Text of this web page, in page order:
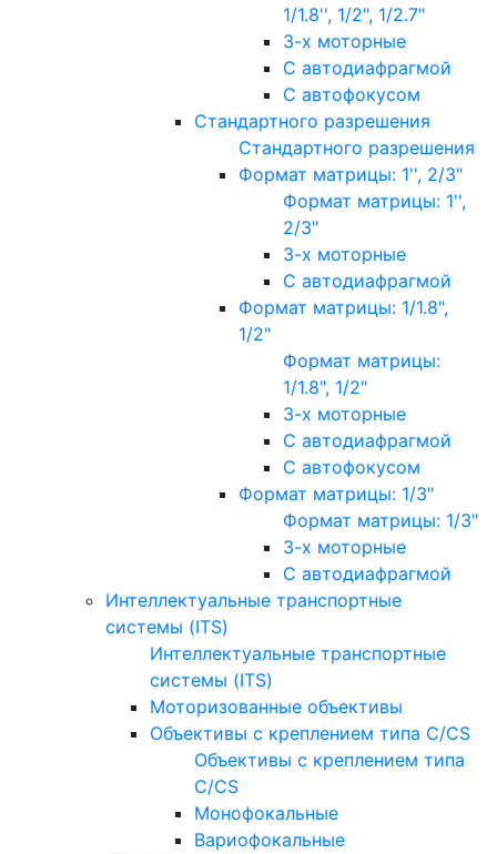
1/1.8'', 1/2", 1/2.7"
3-х моторные
С автодиафрагмой
С автофокусом
Стандартного разрешения
Стандартного разрешения
Формат матрицы: 1'', 2/3"
Формат матрицы: 1'',
2/3"
3-х моторные
С автодиафрагмой
Формат матрицы: 1/1.8",
1/2"
Формат матрицы:
1/1.8", 1/2"
3-х моторные
С автодиафрагмой
С автофокусом
Формат матрицы: 1/3"
Формат матрицы: 1/3"
3-х моторные
С автодиафрагмой
Интеллектуальные транспортные
системы (ITS)
Интеллектуальные транспортные
системы (ITS)
Моторизованные объективы
Объективы с креплением типа C/CS
Объективы с креплением типа
C/CS
Монофокальные
Вариофокальные